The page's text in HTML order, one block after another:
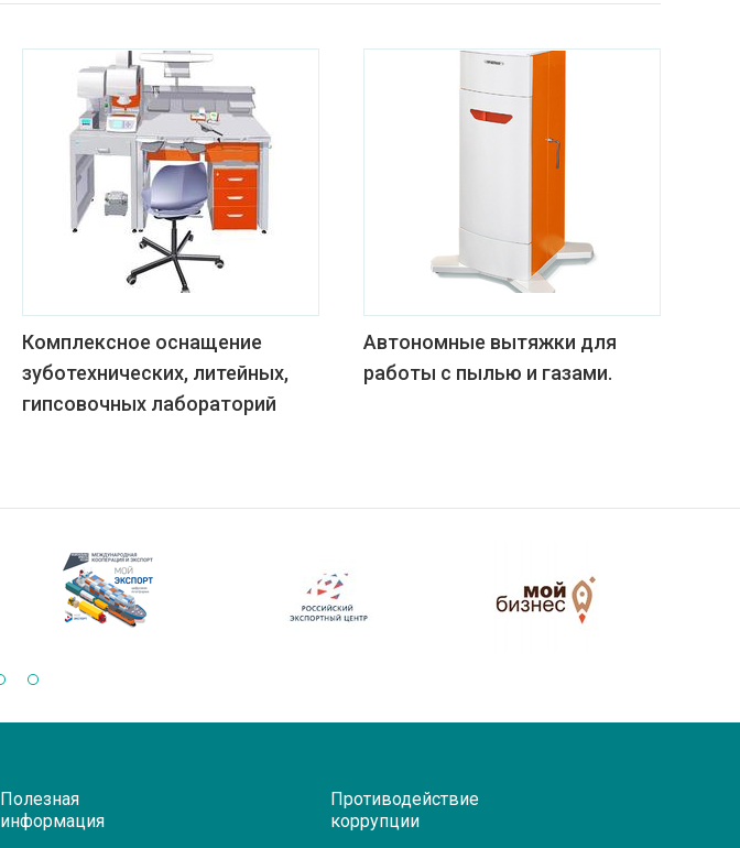
Комплексное оснащение
зуботехнических, литейных,
гипсовочных лабораторий
Автономные вытяжки для
работы с пылью и газами.
Полезная
информация
Противодействие
коррупции